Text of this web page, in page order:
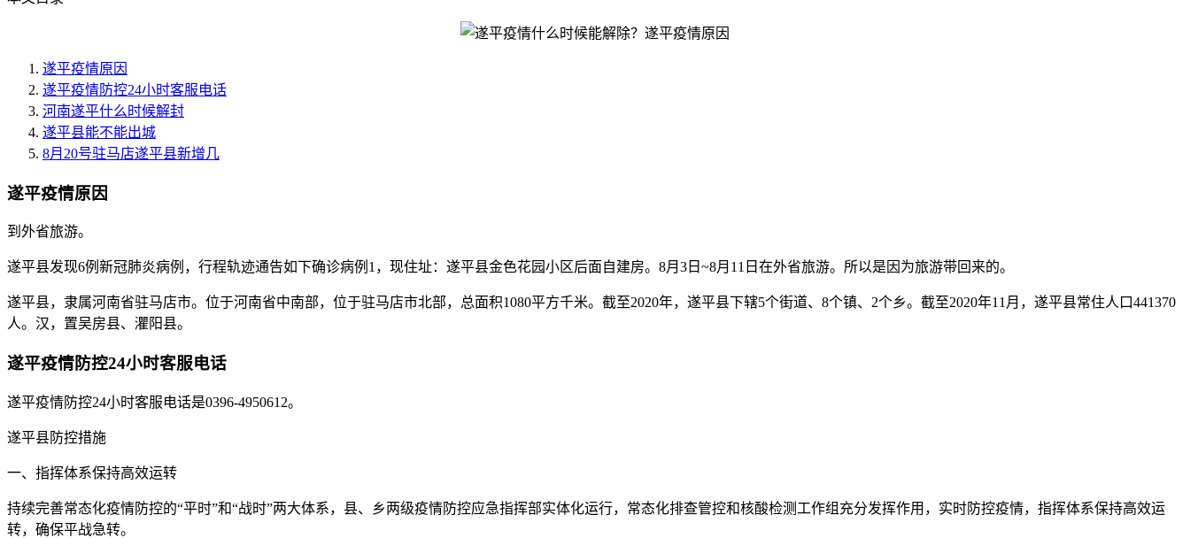
遂平疫情原因
遂平疫情防控24小时客服电话
河南遂平什么时候解封
遂平县能不能出城
8月20号驻马店遂平县新增几
遂平疫情原因
到外省旅游。
遂平县发现6例新冠肺炎病例，行程轨迹通告如下确诊病例1，现住址：遂平县金色花园小区后面自建房。8月3日~8月11日在外省旅游。所以是因为旅游带回来的。
遂平县，隶属河南省驻马店市。位于河南省中南部，位于驻马店市北部，总面积1080平方千米。截至2020年，遂平县下辖5个街道、8个镇、2个乡。截至2020年11月，遂平县常住人口441370
人。汉，置吴房县、灈阳县。
遂平疫情防控24小时客服电话
遂平疫情防控24小时客服电话是0396-4950612。
遂平县防控措施
一、指挥体系保持高效运转
持续完善常态化疫情防控的“平时”和“战时”两大体系，县、乡两级疫情防控应急指挥部实体化运行，常态化排查管控和核酸检测工作组充分发挥作用，实时防控疫情，指挥体系保持高效运
转，确保平战急转。